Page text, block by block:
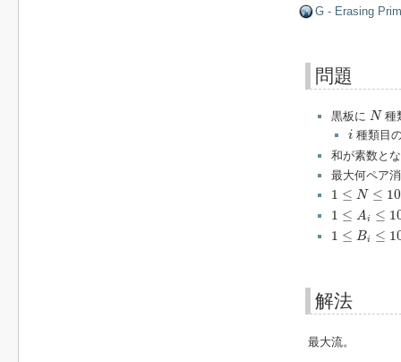
G - Erasing
問題
黒板に N
N 種
i 種類目
和が素数と
最大何ペア
1 ≤ N ≤
1 N ≤100
1 ≤ Ai ≤
≤10
1 ≤ Bi ≤
≤10
解法
最大流。